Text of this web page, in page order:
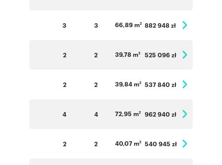
3 3 66,89 m2 882 948 zł
2 2 39,78 m2 525 096 zł
2 2 39,84 m2 537 840 zł
4 4 72,95 m2 962 940 zł
2 2 40,07 m2 540 945 zł